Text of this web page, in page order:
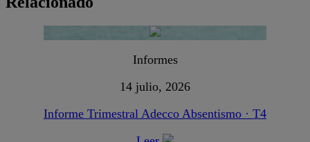
Informes
14 julio, 2026
Informe Trimestral Adecco Absentismo · T4